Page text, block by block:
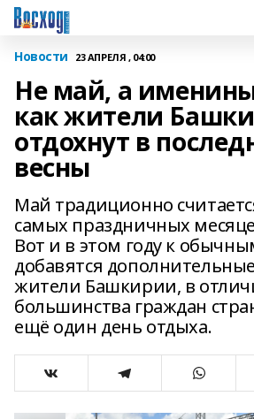
Новости 23 АПРЕЛЯ , 04:00
Не май, а
как жители
отдохнут в
весны
Май традиционно
самых праздничных
Вот и в этом году к
добавятся
жители Башкирии, в
большинства граждан
ещё один день отдыха.